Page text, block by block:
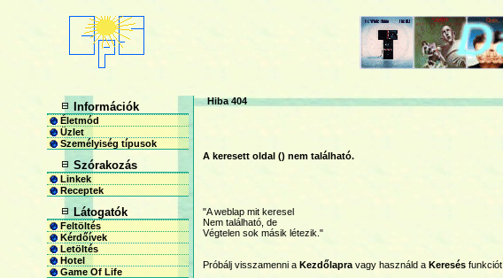
Információk
Életmód
Üzlet
Személyiség típusok
Szórakozás
Linkek
Receptek
Látogatók
Feltöltés
Kérdőívek
Letöltés
Hotel
Game Of Life
Hiba 404
A keresett oldal () nem található.
"A weblap mit keresel
Nem található, de
Végtelen sok másik létezik."
Próbálj visszamenni a Kezdőlapra vagy használd a Keresés funkciót.